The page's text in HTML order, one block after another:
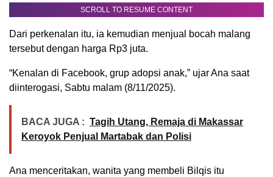
SCROLL TO RESUME CONTENT
Dari perkenalan itu, ia kemudian menjual bocah malang
tersebut dengan harga Rp3 juta.
“Kenalan di Facebook, grup adopsi anak,” ujar Ana saat
diinterogasi, Sabtu malam (8/11/2025).
BACA JUGA : Tagih Utang, Remaja di Makassar
Keroyok Penjual Martabak dan Polisi
Ana menceritakan, wanita yang membeli Bilqis itu